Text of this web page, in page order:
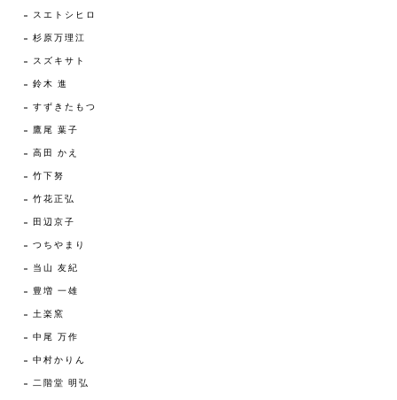
スエトシヒロ
杉原万理江
スズキサト
鈴木 進
すずきたもつ
鷹尾 葉子
高田 かえ
竹下努
竹花正弘
田辺京子
つちやまり
当山 友紀
豊増 一雄
土楽窯
中尾 万作
中村かりん
二階堂 明弘